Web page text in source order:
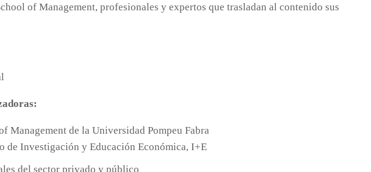
of Management, profesionales y expertos que trasladan al contenido sus
Management de la Universidad Pompeu Fabra
de Investigación y Educación Económica, I+E
del sector privado y público